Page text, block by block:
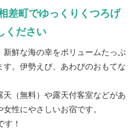
差町でゆっくりくつろげ
ください
新鮮な海の幸をボリュームたっぷ
す。伊勢えび、あわびのおもてな
（無料）や露天付客室などがあ
性にやさしいお宿です。
！